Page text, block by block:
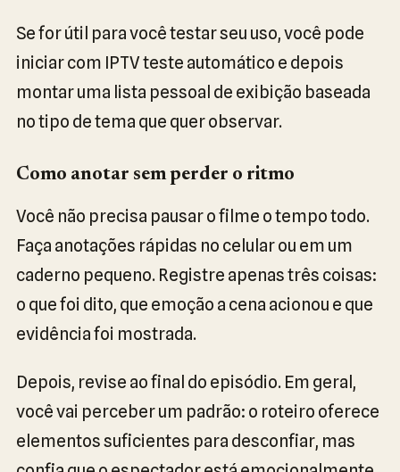
Se for útil para você testar seu uso, você pode
iniciar com IPTV teste automático e depois
montar uma lista pessoal de exibição baseada
no tipo de tema que quer observar.
Como anotar sem perder o ritmo
Você não precisa pausar o filme o tempo todo.
Faça anotações rápidas no celular ou em um
caderno pequeno. Registre apenas três coisas:
o que foi dito, que emoção a cena acionou e que
evidência foi mostrada.
Depois, revise ao final do episódio. Em geral,
você vai perceber um padrão: o roteiro oferece
elementos suficientes para desconfiar, mas